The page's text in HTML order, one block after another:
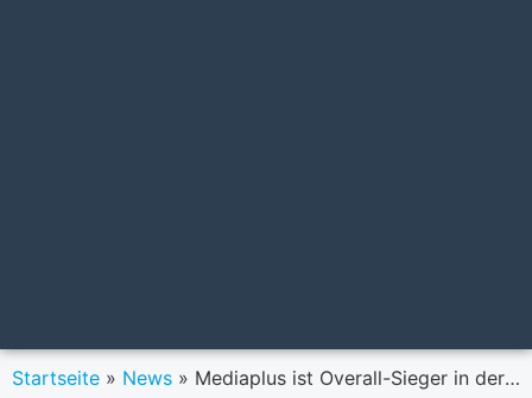
Startseite » News » Mediaplus ist Overall-Sieger in der OVK-Studie „Die Digitalkompetenz der Mediaagenturen“